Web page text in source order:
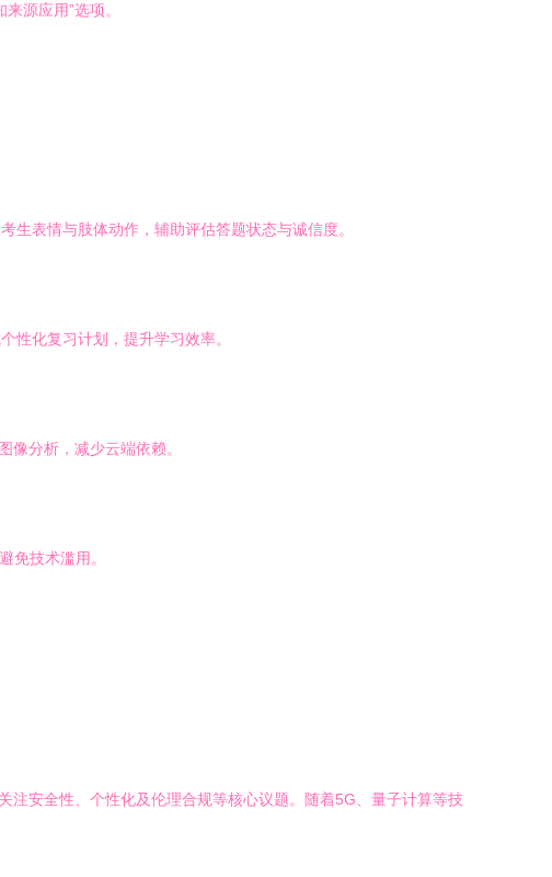
源应用”选项。
表情与肢体动作，辅助评估答题状态与诚信度。
性化复习计划，提升学习效率。
分析，减少云端依赖。
免技术滥用。
注安全性、个性化及伦理合规等核心议题。随着5G、量子计算等技